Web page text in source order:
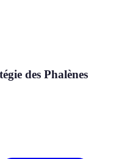
des Phalènes